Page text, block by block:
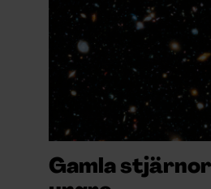
ANNONSERA
OM F&F
Gamla